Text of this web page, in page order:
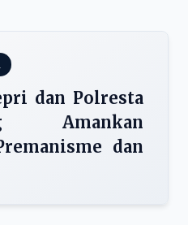
dan Polresta
Amankan
dan